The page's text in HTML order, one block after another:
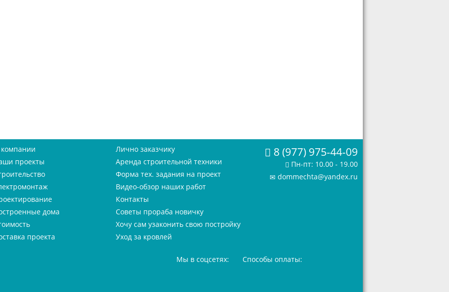
проекты
дома
проекта
Лично заказчику
Аренда строительной техники
Форма тех. задания на проект
Видео-обзор наших работ
Контакты
Советы прораба новичку
Хочу сам узаконить свою постройку
Уход за кровлей
8 (977) 975-44-09
Пн-пт: 10.00 - 19.00
dommechta@yandex.ru
Мы в соцсетях: Способы оплаты: